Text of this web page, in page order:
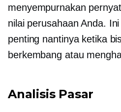
menyempurnakan
nilai perusahaan Anda.
penting nantinya ketika
berkembang atau
Analisis Pasar